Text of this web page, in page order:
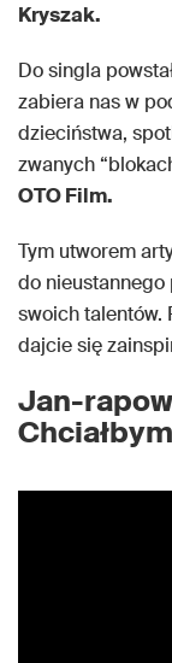
Kryszak.
Do singla
zabiera nas w
dzieciństwa,
zwanych
OTO Film.
Tym utworem
do
swoich talentów.
dajcie się
Jan-